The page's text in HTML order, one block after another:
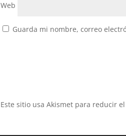
Web
Guarda mi nombre, correo
Este sitio usa Akismet para reducir